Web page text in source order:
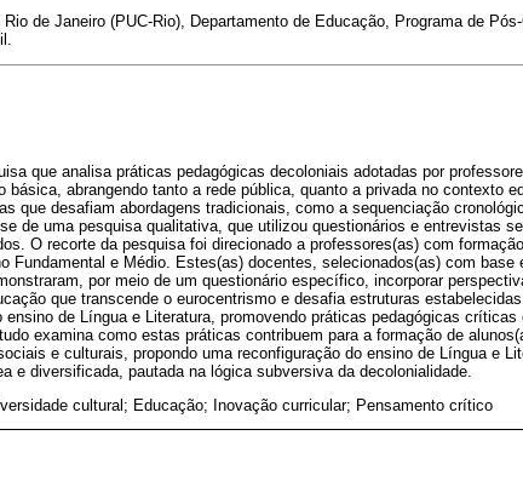
de Janeiro (PUC-Rio), Departamento de Educação, Programa de
que analisa práticas pedagógicas decoloniais adotadas por
básica, abrangendo tanto a rede pública, quanto a privada no contexto
que desafiam abordagens tradicionais, como a sequenciação
de uma pesquisa qualitativa, que utilizou questionários e entrevistas
O recorte da pesquisa foi direcionado a professores(as) com
Fundamental e Médio. Estes(as) docentes, selecionados(as) com base
por meio de um questionário específico, incorporar
que transcende o eurocentrismo e desafia estruturas
de Língua e Literatura, promovendo práticas pedagógicas
examina como estas práticas contribuem para a formação de
e culturais, propondo uma reconfiguração do ensino de Língua e
e diversificada, pautada na lógica subversiva da decolonialidade.
cultural; Educação; Inovação curricular; Pensamento crítico